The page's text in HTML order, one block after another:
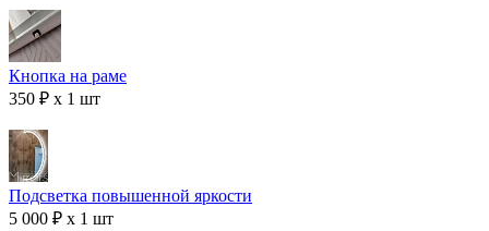
Кнопка на раме
350 ₽ x 1 шт
Подсветка повышенной яркости
5 000 ₽ x 1 шт